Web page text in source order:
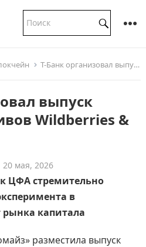
Т-Банк организовал выпуск цифровых активов Wildberries & Russ
выпуск
Wildberries &
20 мая, 2026
ЦФА стремительно
в
капитала
разместила выпуск